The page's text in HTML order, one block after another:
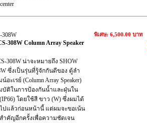
308W
308W Column Array Speaker
308W น่าจะหมายถึง SHOW
ซึ่งเป็นรุ่นที่รู้จักกันดีของ ตู้ลำ
อะเรย์ (Column Array Speaker)
ติในการป้องกันน้ำและฝุ่นใน
โดยใช้สี ขาว (W) ซึ่งผมได้
ปแล้วก่อนหน้านี้ แต่ผมจะขอเน้น
ำคัญอีกครั้งเพื่อความชัดเจน
พิเศษ: 6,500.00 บาท